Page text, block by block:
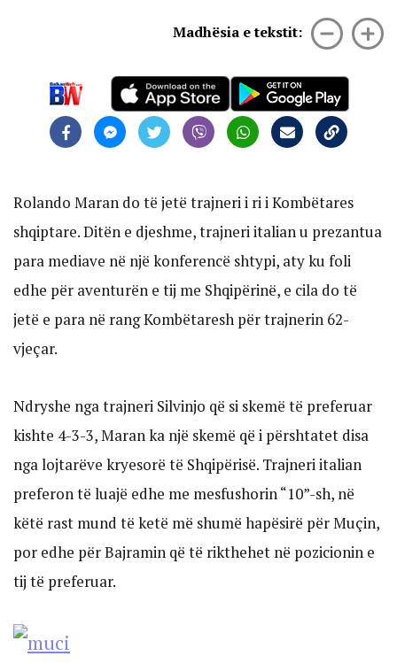
Madhësia e tekstit:
Rolando Maran do të jetë trajneri i ri i Kombëtares
shqiptare. Ditën e djeshme, trajneri italian u prezantua
para mediave në një konferencë shtypi, aty ku foli
edhe për aventurën e tij me Shqipërinë, e cila do të
jetë e para në rang Kombëtaresh për trajnerin 62-
vjeçar.
Ndryshe nga trajneri Silvinjo që si skemë të preferuar
kishte 4-3-3, Maran ka një skemë që i përshtatet disa
nga lojtarëve kryesorë të Shqipërisë. Trajneri italian
preferon të luajë edhe me mesfushorin “10”-sh, në
këtë rast mund të ketë më shumë hapësirë për Muçin,
por edhe për Bajramin që të rikthehet në pozicionin e
tij të preferuar.